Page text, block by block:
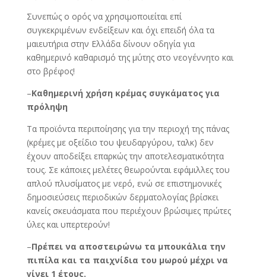
Συνεπώς ο ορός να χρησιμοποιείται επί
συγκεκριμένων ενδείξεων και όχι επειδή όλα τα
μαιευτήρια στην Ελλάδα δίνουν οδηγία για
καθημερινό καθαρισμό της μύτης στο νεογέννητο και
στο βρέφος!
–Καθημερινή χρήση κρέμας συγκάματος για
πρόληψη
Τα προϊόντα περιποίησης για την περιοχή της πάνας
(κρέμες με οξείδιο του ψευδαργύρου, ταλκ) δεν
έχουν αποδείξει επαρκώς την αποτελεσματικότητα
τους. Σε κάποιες μελέτες θεωρούνται εφάμιλλες του
απλού πλυσίματος με νερό, ενώ σε επιστημονικές
δημοσιεύσεις περιοδικών δερματολογίας βρίσκει
κανείς σκευάσματα που περιέχουν βρώσιμες πρώτες
ύλες και υπερτερούν!
–Πρέπει να αποστειρώνω τα μπουκάλια την
πιπίλα και τα παιχνίδια του μωρού μέχρι να
γίνει 1 έτους.